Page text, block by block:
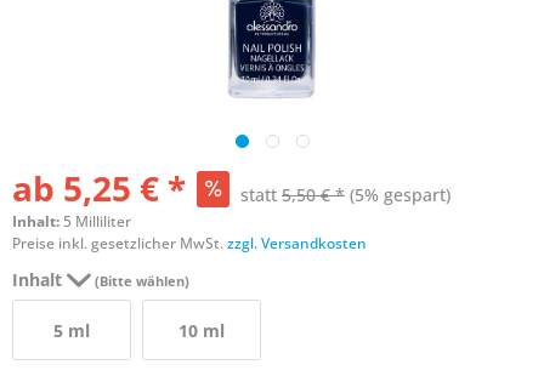
ab 5,25 € * statt 5,50 € * (5% gespart)
Inhalt: 5 Milliliter
Preise inkl. gesetzlicher MwSt.zzgl. Versandkosten
Inhalt (Bitte wählen)
5 ml 10 ml